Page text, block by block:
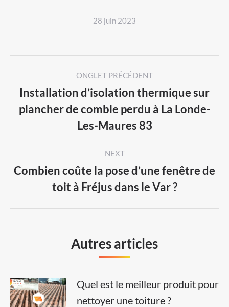
28 juin 2023
navigation
ONGLET PRÉCÉDENT
Previous
post:
Installation d’isolation thermique sur
plancher de comble perdu à La Londe-
Les-Maures 83
NEXT
Next
post:
Combien coûte la pose d’une fenêtre de
toit à Fréjus dans le Var ?
Autres articles
Quel est le meilleur produit pour
nettoyer une toiture ?